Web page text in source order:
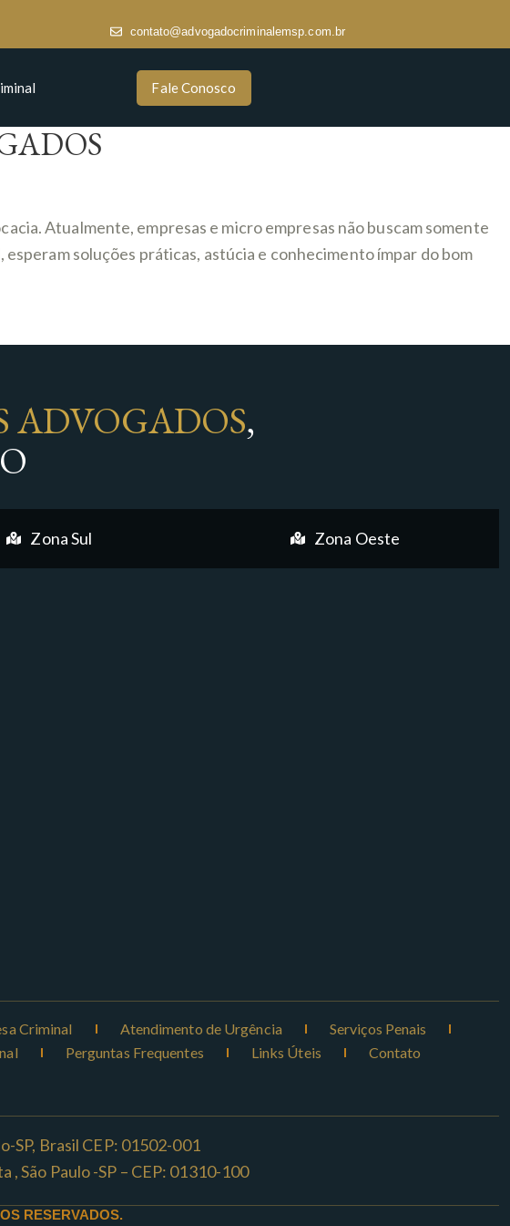
contato@advogadocriminalemsp.com.br
Fale Conosco
Atualmente, empresas e micro empresas não buscam somente
soluções práticas, astúcia e conhecimento ímpar do bom
ADVOGADOS,
Zona Sul Zona Oeste
Criminal Atendimento de Urgência
Serviços Penais
Perguntas Frequentes Links Úteis Contato
SP, Brasil CEP: 01502-001
, São Paulo -SP – CEP: 01310-100
RESERVADOS.